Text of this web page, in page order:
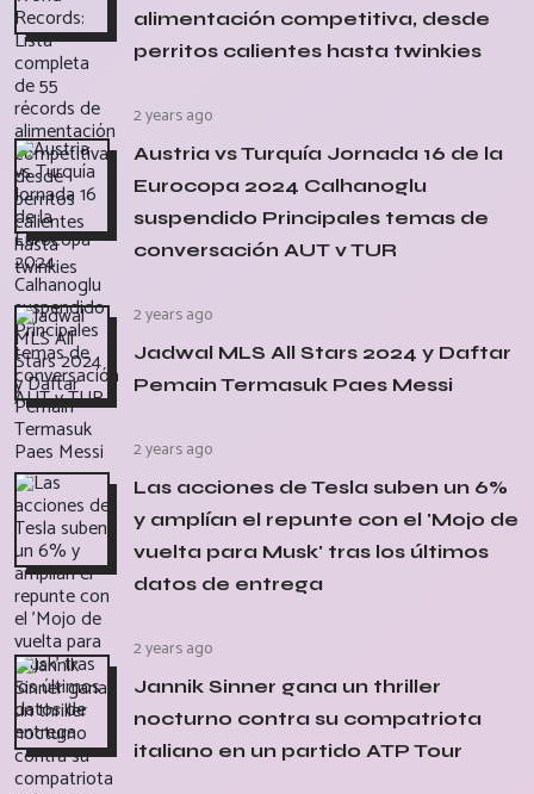
alimentación competitiva, desde
perritos calientes hasta twinkies
2 years ago
Austria vs Turquía Jornada 16 de la
Eurocopa 2024 Calhanoglu
suspendido Principales temas de
conversación AUT v TUR
2 years ago
Jadwal MLS All Stars 2024 y Daftar
Pemain Termasuk Paes Messi
2 years ago
Las acciones de Tesla suben un 6%
y amplían el repunte con el 'Mojo de
vuelta para Musk' tras los últimos
datos de entrega
2 years ago
Jannik Sinner gana un thriller
nocturno contra su compatriota
italiano en un partido ATP Tour